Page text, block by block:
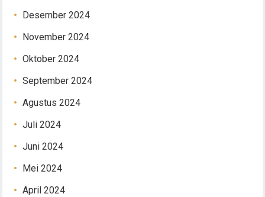
Desember 2024
November 2024
Oktober 2024
September 2024
Agustus 2024
Juli 2024
Juni 2024
Mei 2024
April 2024